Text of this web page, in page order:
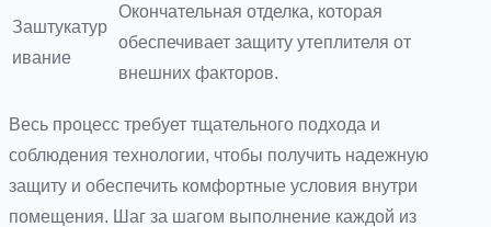
Заштукатур
ивание
Окончательная отделка, которая
обеспечивает защиту утеплителя от
внешних факторов.
Весь процесс требует тщательного подхода и
соблюдения технологии, чтобы получить надежную
защиту и обеспечить комфортные условия внутри
помещения. Шаг за шагом выполнение каждой из